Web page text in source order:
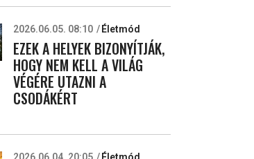
2026.06.05. 08:10 Életmód
EZEK A HELYEK BIZONYÍTJÁK,
HOGY NEM KELL A VILÁG
VÉGÉRE UTAZNI A
CSODÁKÉRT